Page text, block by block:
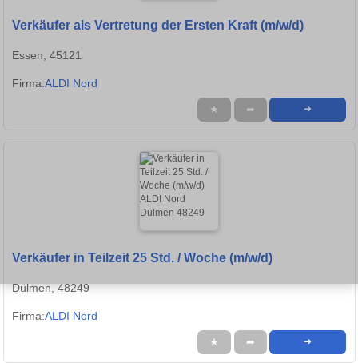
Verkäufer als Vertretung der Ersten Kraft (m/w/d)
Essen, 45121
Firma:ALDI Nord
★ ➦ ➜
Verkäufer in Teilzeit 25 Std. / Woche (m/w/d)
Dülmen, 48249
Firma:ALDI Nord
★ ➦ ➜